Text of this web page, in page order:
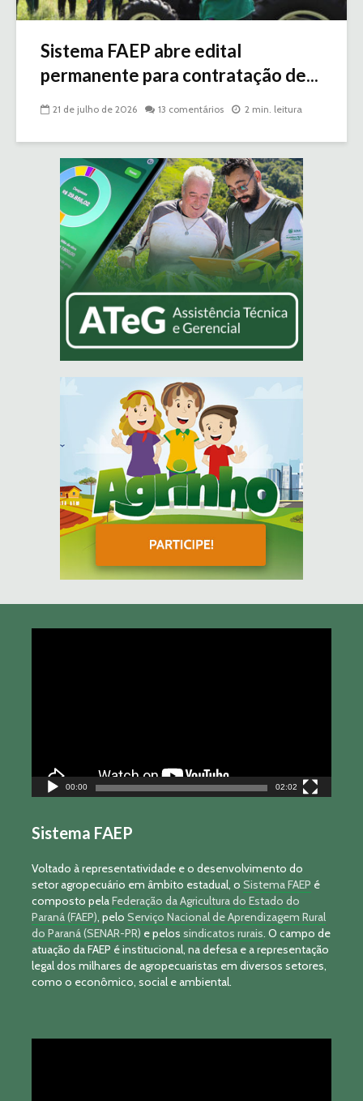
Sistema FAEP abre edital
permanente para contratação de...
21 de julho de 2026 13 comentários 2 min. leitura
00:00 02:02
Sistema FAEP
Voltado à representatividade e o desenvolvimento do
setor agropecuário em âmbito estadual, o Sistema FAEP é
composto pelaFederação da Agricultura do Estado do
Paraná (FAEP), pelo Serviço Nacional de Aprendizagem Rural
do Paraná (SENAR-PR) e pelos sindicatos rurais. O campo de
atuação da FAEP é institucional, na defesa e a representação
legal dos milhares de agropecuaristas em diversos setores,
como o econômico, social e ambiental.